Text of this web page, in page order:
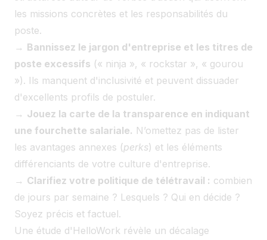
les missions concrètes et les responsabilités du
poste.
→ Bannissez le jargon d'entreprise et les titres de
poste excessifs (« ninja », « rockstar », « gourou
»). Ils manquent d'inclusivité et peuvent dissuader
d'excellents profils de postuler.
→ Jouez la carte de la transparence en indiquant
une fourchette salariale. N’omettez pas de lister
les avantages annexes (perks) et les éléments
différenciants de votre culture d'entreprise.
→ Clarifiez votre politique de télétravail : combien
de jours par semaine ? Lesquels ? Qui en décide ?
Soyez précis et factuel.
Une étude d'HelloWork révèle un décalage